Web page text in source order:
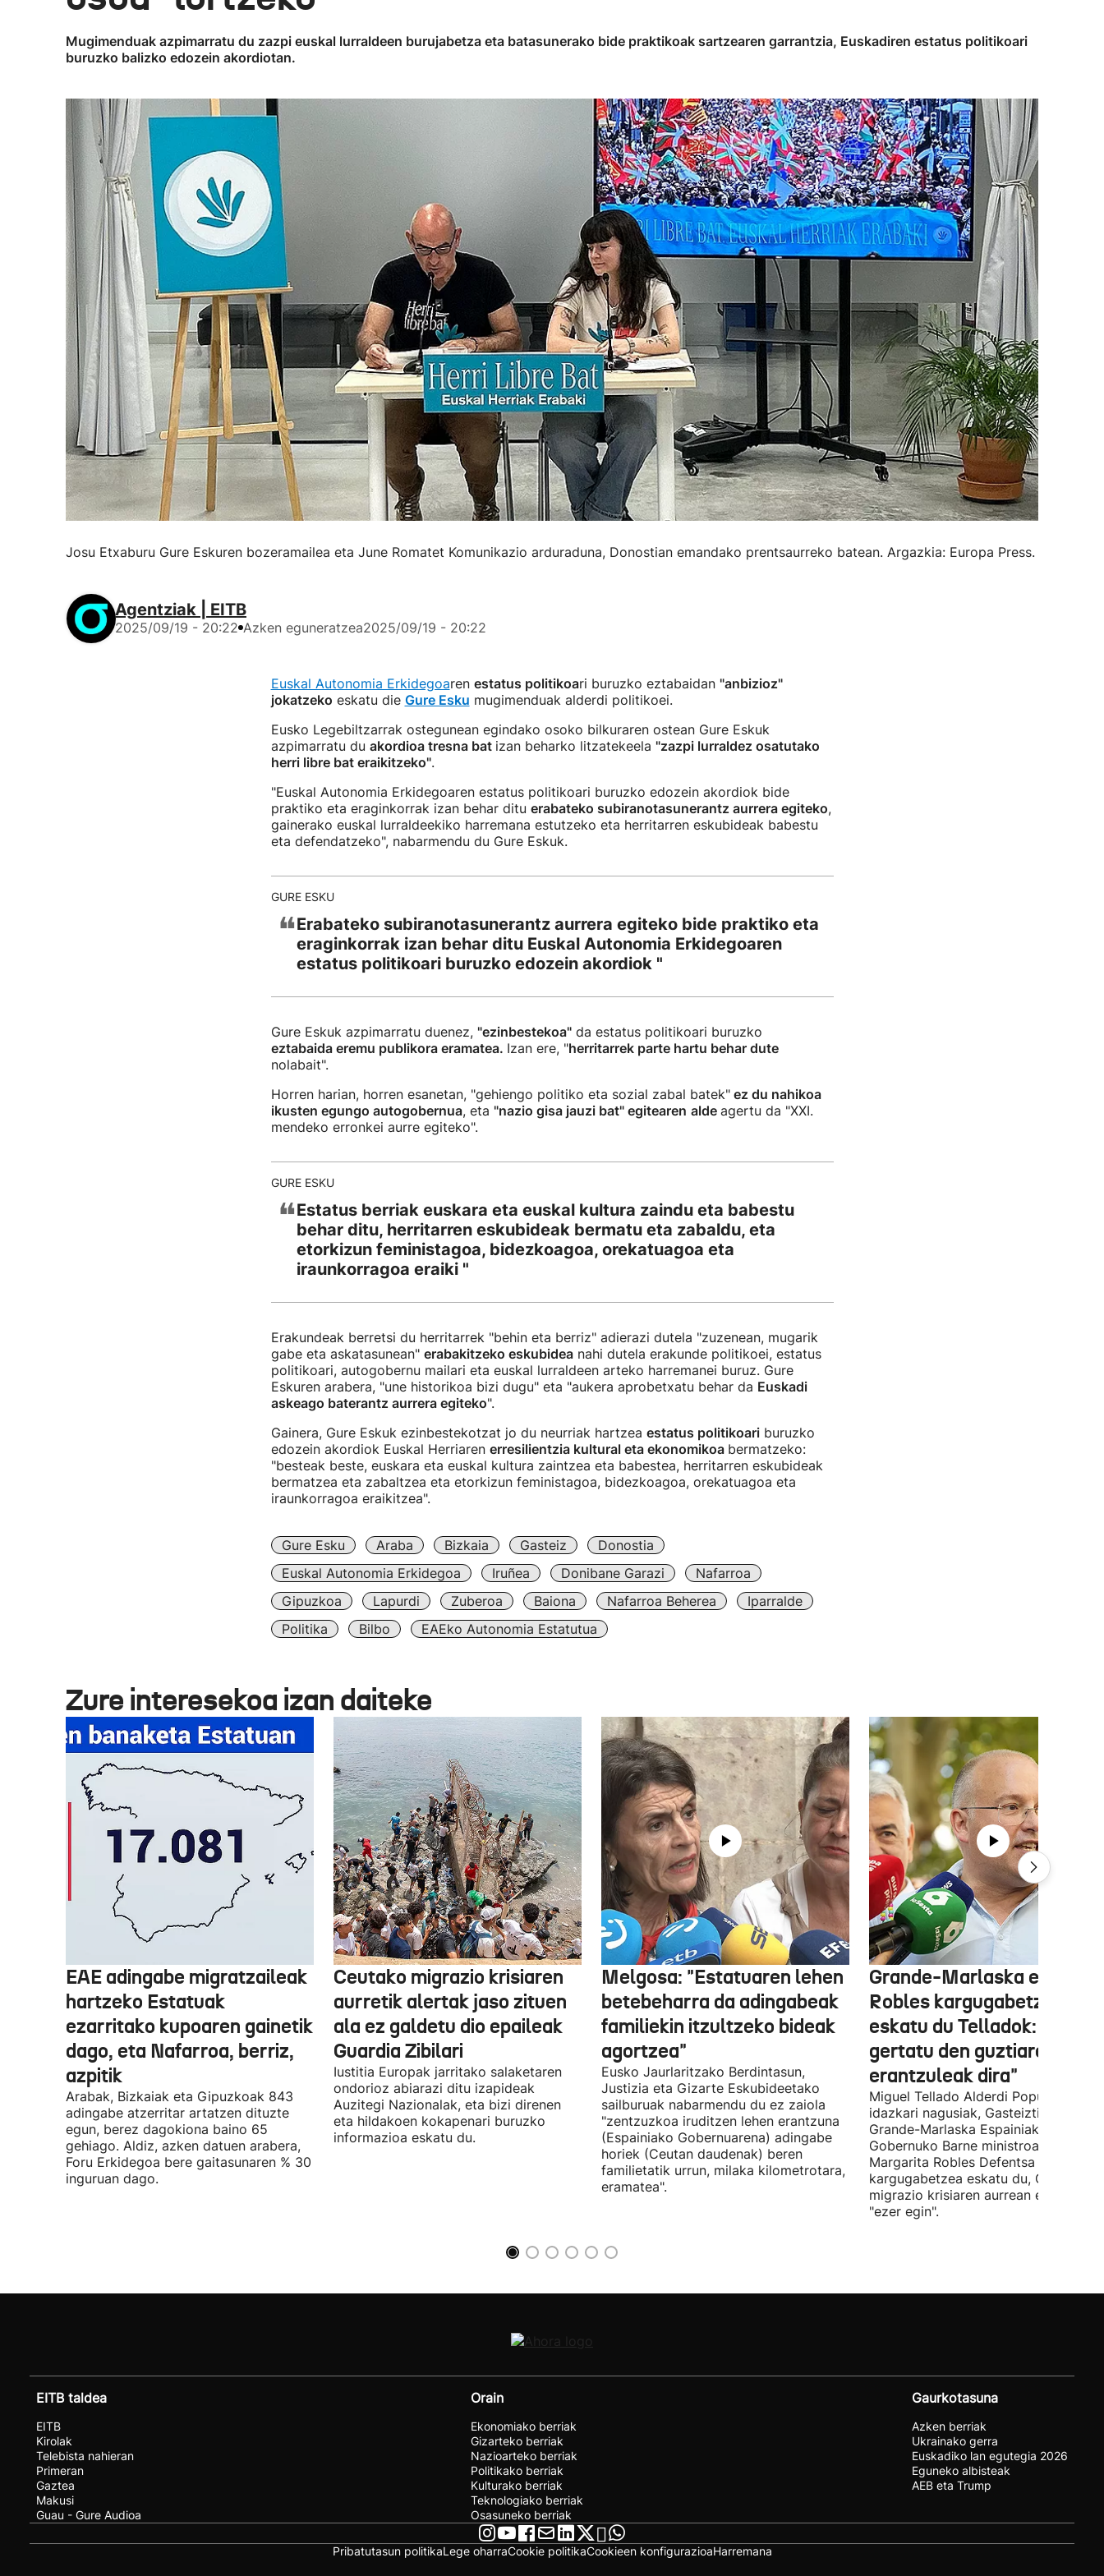
Mugimenduak azpimarratu du zazpi euskal lurraldeen burujabetza eta batasunerako bide praktikoak sartzearen garrantzia, Euskadiren estatus politikoari
buruzko balizko edozein akordiotan.
Josu Etxaburu Gure Eskuren bozeramailea eta June Romatet Komunikazio arduraduna, Donostian emandako prentsaurreko batean. Argazkia: Europa Press.
Agentziak | EITB
2025/09/19 - 20:22 Azken eguneratzea2025/09/19 - 20:22
Euskal Autonomia Erkidegoaren estatus politikoari buruzko eztabaidan "anbizioz"
jokatzeko eskatu die Gure Esku mugimenduak alderdi politikoei.
Eusko Legebiltzarrak ostegunean egindako osoko bilkuraren ostean Gure Eskuk
azpimarratu du akordioa tresna bat izan beharko litzatekeela "zazpi lurraldez osatutako
herri libre bat eraikitzeko".
"Euskal Autonomia Erkidegoaren estatus politikoari buruzko edozein akordiok bide
praktiko eta eraginkorrak izan behar ditu erabateko subiranotasunerantz aurrera egiteko,
gainerako euskal lurraldeekiko harremana estutzeko eta herritarren eskubideak babestu
eta defendatzeko", nabarmendu du Gure Eskuk.
GURE ESKU
❝Erabateko subiranotasunerantz aurrera egiteko bide praktiko eta
eraginkorrak izan behar ditu Euskal Autonomia Erkidegoaren
estatus politikoari buruzko edozein akordiok "
Gure Eskuk azpimarratu duenez, "ezinbestekoa"da estatus politikoari buruzko
eztabaida eremu publikora eramatea. Izan ere, "herritarrek parte hartu behar dute
nolabait".
Horren harian, horren esanetan, "gehiengo politiko eta sozial zabal batek"ez du nahikoa
ikusten egungo autogobernua, eta "nazio gisa jauzi bat" egitearen alde agertu da "XXI.
mendeko erronkei aurre egiteko".
GURE ESKU
❝Estatus berriak euskara eta euskal kultura zaindu eta babestu
behar ditu, herritarren eskubideak bermatu eta zabaldu, eta
etorkizun feministagoa, bidezkoagoa, orekatuagoa eta
iraunkorragoa eraiki "
Erakundeak berretsi du herritarrek "behin eta berriz" adierazi dutela "zuzenean, mugarik
gabe eta askatasunean" erabakitzeko eskubideanahi dutela erakunde politikoei, estatus
politikoari, autogobernu mailari eta euskal lurraldeen arteko harremanei buruz. Gure
Eskuren arabera, "une historikoa bizi dugu" eta "aukera aprobetxatu behar da Euskadi
askeago baterantz aurrera egiteko".
Gainera, Gure Eskuk ezinbestekotzat jo du neurriak hartzea estatus politikoariburuzko
edozein akordiok Euskal Herriaren erresilientzia kultural eta ekonomikoa bermatzeko:
"besteak beste, euskara eta euskal kultura zaintzea eta babestea, herritarren eskubideak
bermatzea eta zabaltzea eta etorkizun feministagoa, bidezkoagoa, orekatuagoa eta
iraunkorragoa eraikitzea".
Gure Esku Araba Bizkaia Gasteiz
Donostia
Euskal Autonomia Erkidegoa
Iruñea Donibane Garazi
Nafarroa
Gipuzkoa
Lapurdi Zuberoa Baiona Nafarroa Beherea
Iparralde
Politika
Bilbo EAEko Autonomia Estatutua
Zure interesekoa izan daiteke
EAE adingabe migratzaileak
hartzeko Estatuak
ezarritako kupoaren gainetik
dago, eta Nafarroa, berriz,
azpitik
Arabak, Bizkaiak eta Gipuzkoak 843
adingabe atzerritar artatzen dituzte
egun, berez dagokiona baino 65
gehiago. Aldiz, azken datuen arabera,
Foru Erkidegoa bere gaitasunaren % 30
inguruan dago.
Ceutako migrazio krisiaren
aurretik alertak jaso zituen
ala ez galdetu dio epaileak
Guardia Zibilari
Iustitia Europak jarritako salaketaren
ondorioz abiarazi ditu izapideak
Auzitegi Nazionalak, eta bizi direnen
eta hildakoen kokapenari buruzko
informazioa eskatu du.
Melgosa: "Estatuaren lehen
betebeharra da adingabeak
familiekin itzultzeko bideak
agortzea"
Eusko Jaurlaritzako Berdintasun,
Justizia eta Gizarte Eskubideetako
sailburuak nabarmendu du ez zaiola
"zentzuzkoa iruditzen lehen erantzuna
(Espainiako Gobernuarena) adingabe
horiek (Ceutan daudenak) beren
familietatik urrun, milaka kilometrotara,
eramatea".
Grande-Marlaska eta
Robles kargugabetzea
eskatu du Telladok:
gertatu den guztiaren
erantzuleak dira"
Miguel Tellado Alderdi Popularraren
idazkari nagusiak, Gasteiztik,
Grande-Marlaska Espainiako
Gobernuko Barne ministroa eta
Margarita Robles Defentsa ministroa
kargugabetzea eskatu du, Ceutako
migrazio krisiaren aurrean ez
"ezer egin".
EITB taldea
EITB
Kirolak
Telebista nahieran
Primeran
Gaztea
Makusi
Guau - Gure Audioa
Orain
Ekonomiako berriak
Gizarteko berriak
Nazioarteko berriak
Politikako berriak
Kulturako berriak
Teknologiako berriak
Osasuneko berriak
Gaurkotasuna
Azken berriak
Ukrainako gerra
Euskadiko lan egutegia 2026
Eguneko albisteak
AEB eta Trump
Pribatutasun politikaLege oharraCookie politikaCookieen konfigurazioaHarremana